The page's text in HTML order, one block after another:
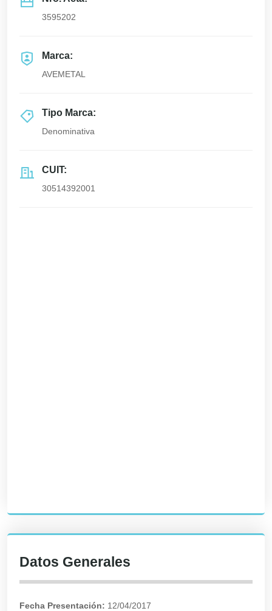
3595202
Marca:
AVEMETAL
Tipo Marca:
Denominativa
CUIT:
30514392001
Datos Generales
Fecha Presentación: 12/04/2017